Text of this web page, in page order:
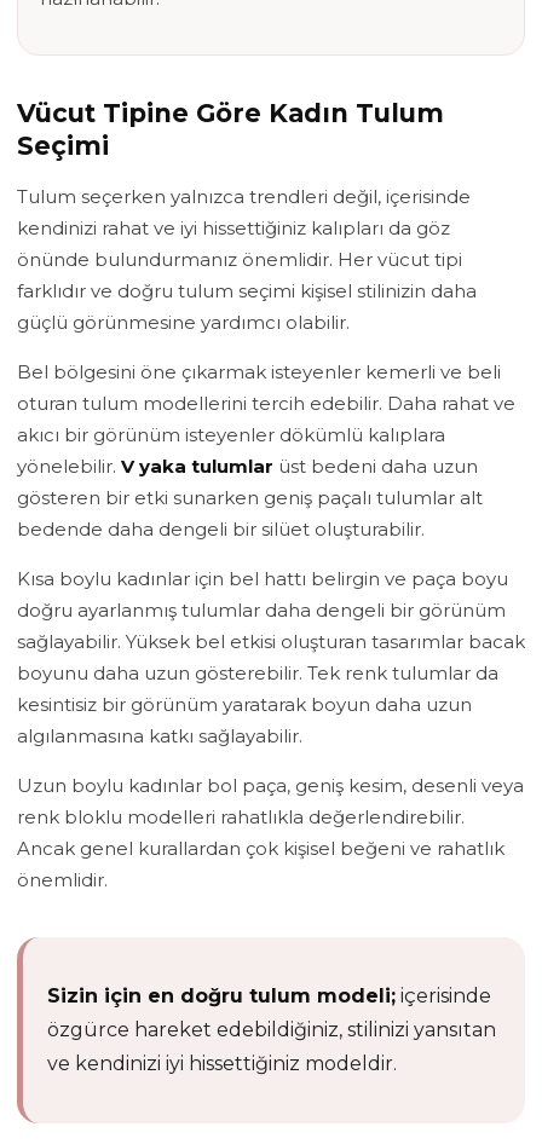
Vücut Tipine Göre Kadın Tulum
Seçimi
Tulum seçerken yalnızca trendleri değil, içerisinde
kendinizi rahat ve iyi hissettiğiniz kalıpları da göz
önünde bulundurmanız önemlidir. Her vücut tipi
farklıdır ve doğru tulum seçimi kişisel stilinizin daha
güçlü görünmesine yardımcı olabilir.
Bel bölgesini öne çıkarmak isteyenler kemerli ve beli
oturan tulum modellerini tercih edebilir. Daha rahat ve
akıcı bir görünüm isteyenler dökümlü kalıplara
yönelebilir. V yaka tulumlar üst bedeni daha uzun
gösteren bir etki sunarken geniş paçalı tulumlar alt
bedende daha dengeli bir silüet oluşturabilir.
Kısa boylu kadınlar için bel hattı belirgin ve paça boyu
doğru ayarlanmış tulumlar daha dengeli bir görünüm
sağlayabilir. Yüksek bel etkisi oluşturan tasarımlar bacak
boyunu daha uzun gösterebilir. Tek renk tulumlar da
kesintisiz bir görünüm yaratarak boyun daha uzun
algılanmasına katkı sağlayabilir.
Uzun boylu kadınlar bol paça, geniş kesim, desenli veya
renk bloklu modelleri rahatlıkla değerlendirebilir.
Ancak genel kurallardan çok kişisel beğeni ve rahatlık
önemlidir.
Sizin için en doğru tulum modeli; içerisinde
özgürce hareket edebildiğiniz, stilinizi yansıtan
ve kendinizi iyi hissettiğiniz modeldir.